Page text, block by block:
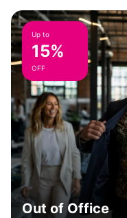
Up to
15%
OFF
Out of Office